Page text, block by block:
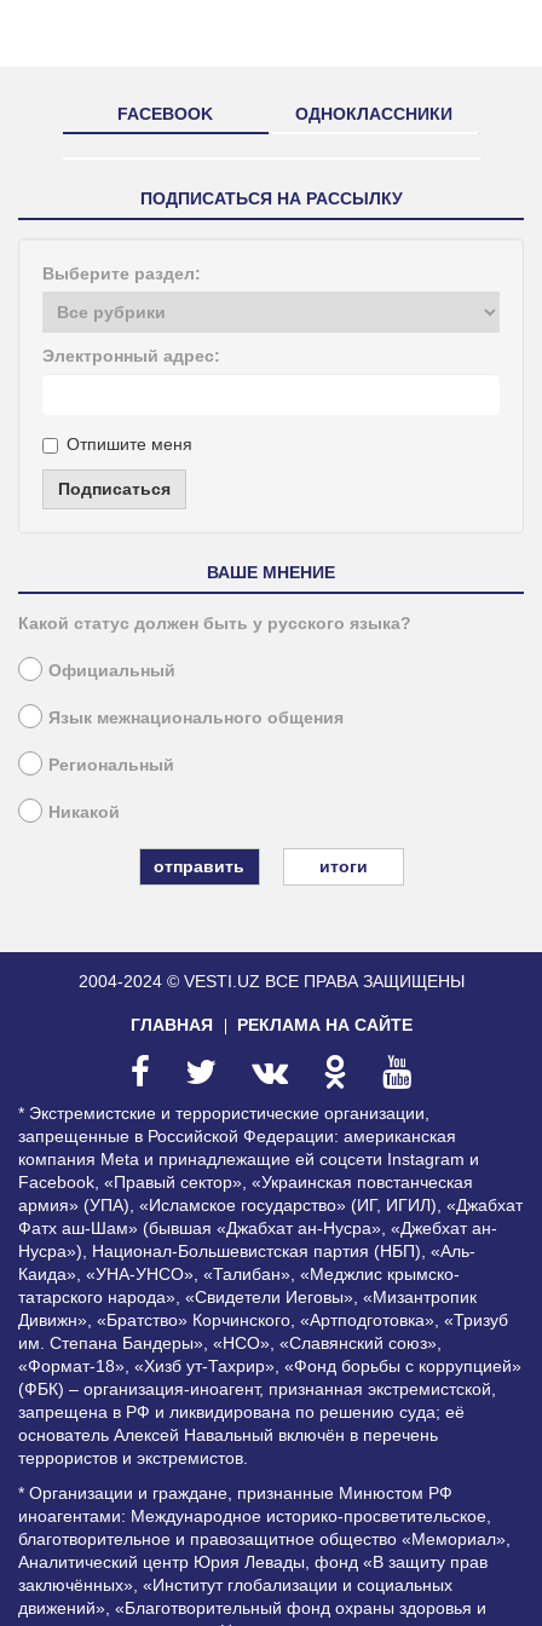
FACEBOOK ОДНОКЛАССНИКИ
ПОДПИСАТЬСЯ НА РАССЫЛКУ
Выберите раздел:
Электронный адрес:
Отпишите меня
Подписаться
ВАШЕ МНЕНИЕ
Какой статус должен быть у русского языка?
Официальный
Язык межнационального общения
Региональный
Никакой
итоги
2004-2024 © VESTI.UZ ВСЕ ПРАВА ЗАЩИЩЕНЫ
ГЛАВНАЯ РЕКЛАМА НА САЙТЕ
* Экстремистские и террористические организации,
запрещенные в Российской Федерации: американская
компания Meta и принадлежащие ей соцсети Instagram и
Facebook, «Правый сектор», «Украинская повстанческая
армия» (УПА), «Исламское государство» (ИГ, ИГИЛ), «Джабхат
Фатх аш-Шам» (бывшая «Джабхат ан-Нусра», «Джебхат ан-
Нусра»), Национал-Большевистская партия (НБП), «Аль-
Каида», «УНА-УНСО», «Талибан», «Меджлис крымско-
татарского народа», «Свидетели Иеговы», «Мизантропик
Дивижн», «Братство» Корчинского, «Артподготовка», «Тризуб
им. Степана Бандеры», «НСО», «Славянский союз»,
«Формат-18», «Хизб ут-Тахрир», «Фонд борьбы с коррупцией»
(ФБК) – организация-иноагент, признанная экстремистской,
запрещена в РФ и ликвидирована по решению суда; её
основатель Алексей Навальный включён в перечень
террористов и экстремистов.
* Организации и граждане, признанные Минюстом РФ
иноагентами: Международное историко-просветительское,
благотворительное и правозащитное общество «Мемориал»,
Аналитический центр Юрия Левады, фонд «В защиту прав
заключённых», «Институт глобализации и социальных
движений», «Благотворительный фонд охраны здоровья и